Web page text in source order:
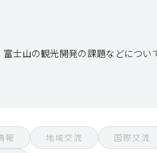
士山の観光開発の課題などについ
報 地域交流
国際交流